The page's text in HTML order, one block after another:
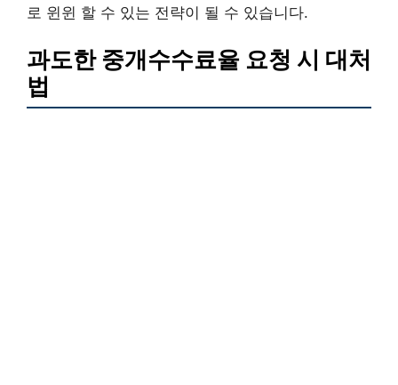
로 윈윈 할 수 있는 전략이 될 수 있습니다.
과도한 중개수수료율 요청 시 대처
법